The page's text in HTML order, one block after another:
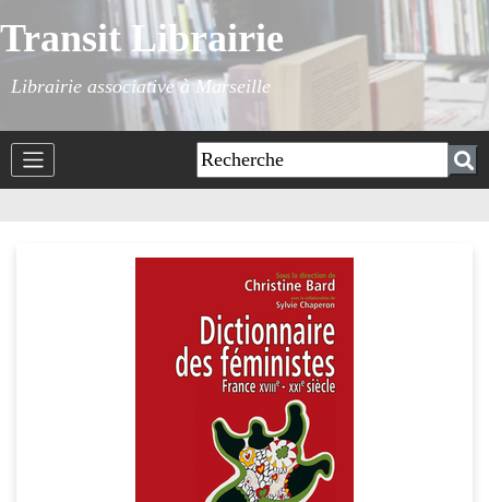
Transit Librairie
Librairie associative à Marseille